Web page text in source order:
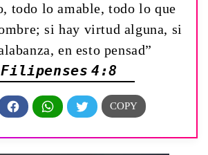
todo lo amable, todo lo que
si hay virtud alguna, si
en esto pensad”
Filipenses 4:8